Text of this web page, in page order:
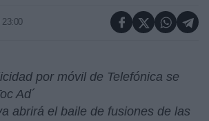
23:00
por móvil de Telefónica se
Ad´
abrirá el baile de fusiones de las